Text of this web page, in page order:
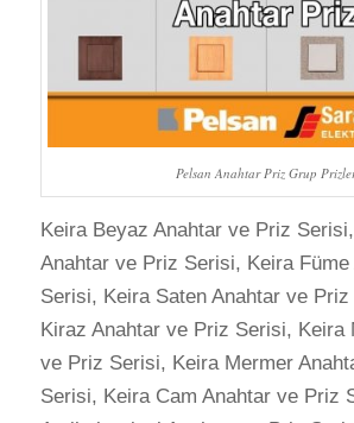
Pelsan Anahtar Priz Grup
Keira Beyaz Anahtar ve Priz
Anahtar ve Priz Serisi, Keira
Serisi, Keira Saten Anahtar ve
Kiraz Anahtar ve Priz Serisi, Keira
ve Priz Serisi, Keira Mermer
Serisi, Keira Cam Anahtar ve Priz